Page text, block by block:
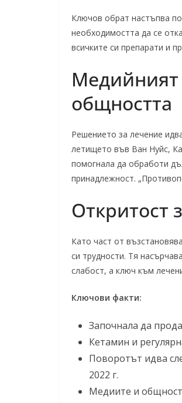
Ключов обрат настъпва
необходимостта да се
всичките си препарати и
Медийният
общността
Решението за лечение
летището във Ван Нуйс,
помогнала да обработи
принадлежност.
Откритост
Като част от
си трудности. Тя
слабост, а ключ към
Ключови факти:
Започнала да
Кетамин и
Поворотът идва
2022 г.
Медиите и